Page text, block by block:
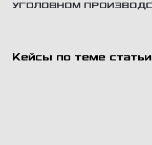
УГОЛОВНОМ
Кейсы по теме